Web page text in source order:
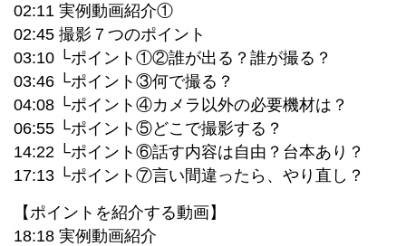
02:11 実例動画紹介①
02:45 撮影７つのポイント
03:10 └ポイント①②誰が出る？誰が撮る？
03:46 └ポイント③何で撮る？
04:08 └ポイント④カメラ以外の必要機材は？
06:55 └ポイント⑤どこで撮影する？
14:22 └ポイント⑥話す内容は自由？台本あり？
17:13 └ポイント⑦言い間違ったら、やり直し？
【ポイントを紹介する動画】
18:18 実例動画紹介